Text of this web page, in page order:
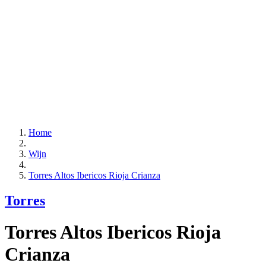
Home
Wijn
Torres Altos Ibericos Rioja Crianza
Torres
Torres Altos Ibericos Rioja
Crianza